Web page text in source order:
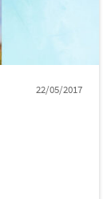
22/05/2017